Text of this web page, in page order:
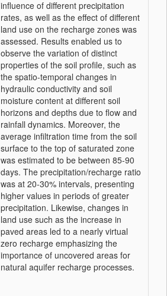
influence of different precipitation
rates, as well as the effect of different
land use on the recharge zones was
assessed. Results enabled us to
observe the variation of distinct
properties of the soil profile, such as
the spatio-temporal changes in
hydraulic conductivity and soil
moisture content at different soil
horizons and depths due to flow and
rainfall dynamics. Moreover, the
average infiltration time from the soil
surface to the top of saturated zone
was estimated to be between 85-90
days. The precipitation/recharge ratio
was at 20-30% intervals, presenting
higher values in periods of greater
precipitation. Likewise, changes in
land use such as the increase in
paved areas led to a nearly virtual
zero recharge emphasizing the
importance of uncovered areas for
natural aquifer recharge processes.